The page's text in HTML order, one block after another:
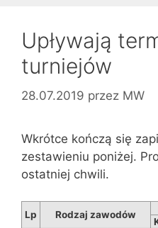
Upływają
turniejów
28.07.2019 przez MW
Wkrótce kończą się
zestawieniu poniżej.
ostatniej chwili.
Lp Rodzaj zawodów